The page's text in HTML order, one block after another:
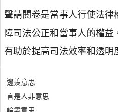
聲請閱卷是當事人行使法
障司法公正和當事人的權
有助於提高司法效率和透明
邊羨意思
言是人非意思